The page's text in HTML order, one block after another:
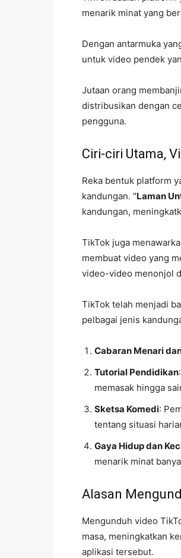
menarik minat yang
Dengan antarmuka
untuk video pendek
Jutaan orang
distribusikan dengan
pengguna.
Ciri-ciri Utama,
Reka bentuk platform
kandungan. "Laman
kandungan,
TikTok juga
membuat video yang
video-video menonjol
TikTok telah menjadi
pelbagai jenis
Cabaran Menari
Tutorial Pendidikan
memasak hingga
Sketsa Komedi:
tentang situasi
Gaya Hidup dan
menarik minat
Alasan
Mengunduh video
masa, meningkatkan
aplikasi tersebut.